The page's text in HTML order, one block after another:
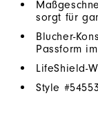
sorgt für
Blucher-
Passform
LifeShield-
Style #